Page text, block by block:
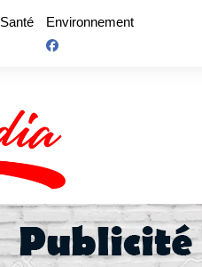
Santé Environnement